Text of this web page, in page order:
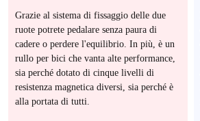
Grazie al sistema di fissaggio delle due
ruote potrete pedalare senza paura di
cadere o perdere l'equilibrio. In più, è un
rullo per bici che vanta alte performance,
sia perché dotato di cinque livelli di
resistenza magnetica diversi, sia perché è
alla portata di tutti.